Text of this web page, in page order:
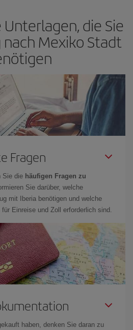
die Sie
Mexiko Stadt
Fragen
Sie die häufigen Fragen zu
Sie darüber, welche
mit Iberia benötigen und welche
Einreise und Zoll erforderlich sind.
haben, denken Sie daran zu